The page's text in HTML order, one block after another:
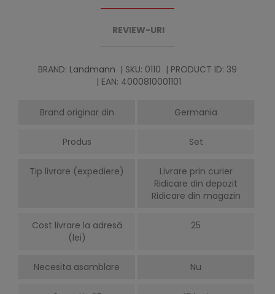
REVIEW-URI
BRAND: Landmann | SKU: 0110 | PRODUCT ID: 39
| EAN: 4000810001101
Brand originar din Germania
Produs Set
Tip livrare (expediere)
Livrare prin curier
Ridicare din depozit
Ridicare din magazin
Cost livrare la adresă
(lei)
25
Necesita asamblare Nu